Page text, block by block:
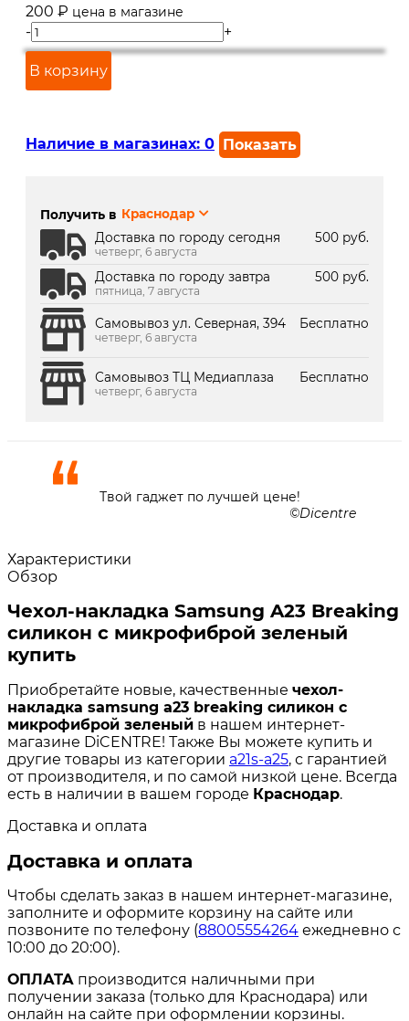
200 ₽ цена в магазине
- +
В корзину
Наличие в магазинах: 0 Показать
г. Краснодар, ТК Медиаплаза:
Получить в Краснодар
Доставка по городу сегодня
500 руб.
четверг, 6 августа
Доставка по городу завтра 500 руб.
пятница, 7 августа
Самовывоз ул. Северная, 394 Бесплатно
четверг, 6 августа
Самовывоз ТЦ Медиаплаза Бесплатно
четверг, 6 августа
Твой гаджет по лучшей цене!
Dicentre
Характеристики
Обзор
Чехол-накладка Samsung A23 Breaking
силикон с микрофиброй зеленый
купить
Приобретайте новые, качественные чехол-
накладка samsung a23 breaking силикон с
микрофиброй зеленый в нашем интернет-
магазине DiCENTRE! Также Вы можете купить и
другие товары из категории a21s-a25, с гарантией
от производителя, и по самой низкой цене. Всегда
есть в наличии в вашем городе Краснодар.
Доставка и оплата
Доставка и оплата
Чтобы сделать заказ в нашем интернет-магазине,
заполните и оформите корзину на сайте или
позвоните по телефону (88005554264 ежедневно с
10:00 до 20:00).
ОПЛАТА производится наличными при
получении заказа (только для Краснодара) или
онлайн на сайте при оформлении корзины.